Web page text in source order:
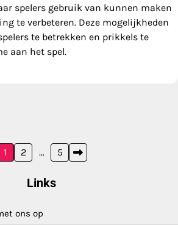
spelers gebruik van kunnen maken
te verbeteren. Deze mogelijkheden
te betrekken en prikkels te
aan het spel.
1 2 … 5
Links
ons op